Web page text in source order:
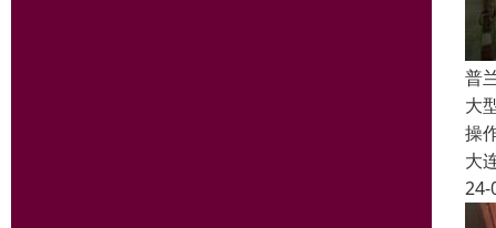
普
大
操
大
24-